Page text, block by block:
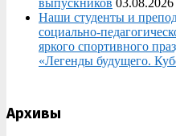
выпускников 03.08.2026
Наши студенты и
яркого спортивного
«Легенды будущего.
Архивы